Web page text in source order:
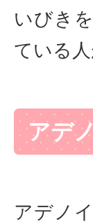
いびき
ている
アデ
アデノ